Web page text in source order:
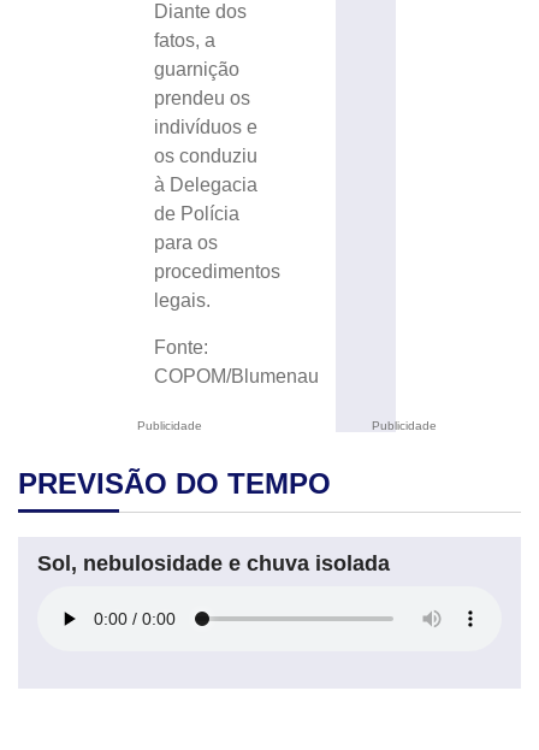
Publicidade
Diante dos
fatos, a
guarnição
prendeu os
indivíduos e
os conduziu
à Delegacia
de Polícia
para os
procedimentos
legais.
Fonte:
COPOM/Blumenau
Publicidade
PREVISÃO DO TEMPO
Sol, nebulosidade e chuva isolada